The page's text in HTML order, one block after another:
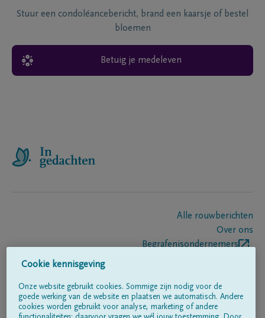
Stuur een condoléancebericht, brand een kaarsje of bestel
bloemen
Betuig je medeleven
Alle rouwberichten
Over ons
Begrafenisondernemers
Volg ons op
Cookie kennisgeving
Onze website gebruikt cookies. Sommige zijn nodig voor de
goede werking van de website en plaatsen we automatisch. Andere
cookies worden gebruikt voor analyse, marketing of andere